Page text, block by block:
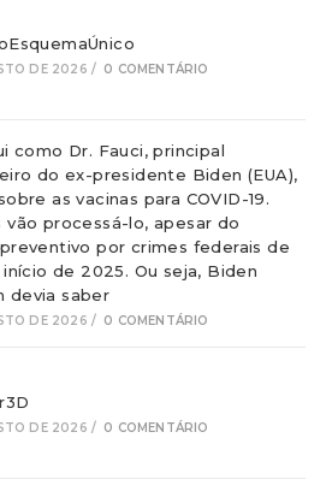
DE 2026 / 0 COMENTÁRIO
como Dr. Fauci, principal
do ex-presidente Biden (EUA),
as vacinas para COVID-19.
vão processá-lo, apesar do
por crimes federais de
início de 2025. Ou seja, Biden
devia saber
DE 2026 / 0 COMENTÁRIO
DE 2026 / 0 COMENTÁRIO